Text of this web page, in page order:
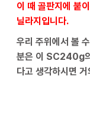
이 때 골판지에 붙
닐라지입니다.
우리 주위에서 볼
분은 이 SC240g
다고 생각하시면